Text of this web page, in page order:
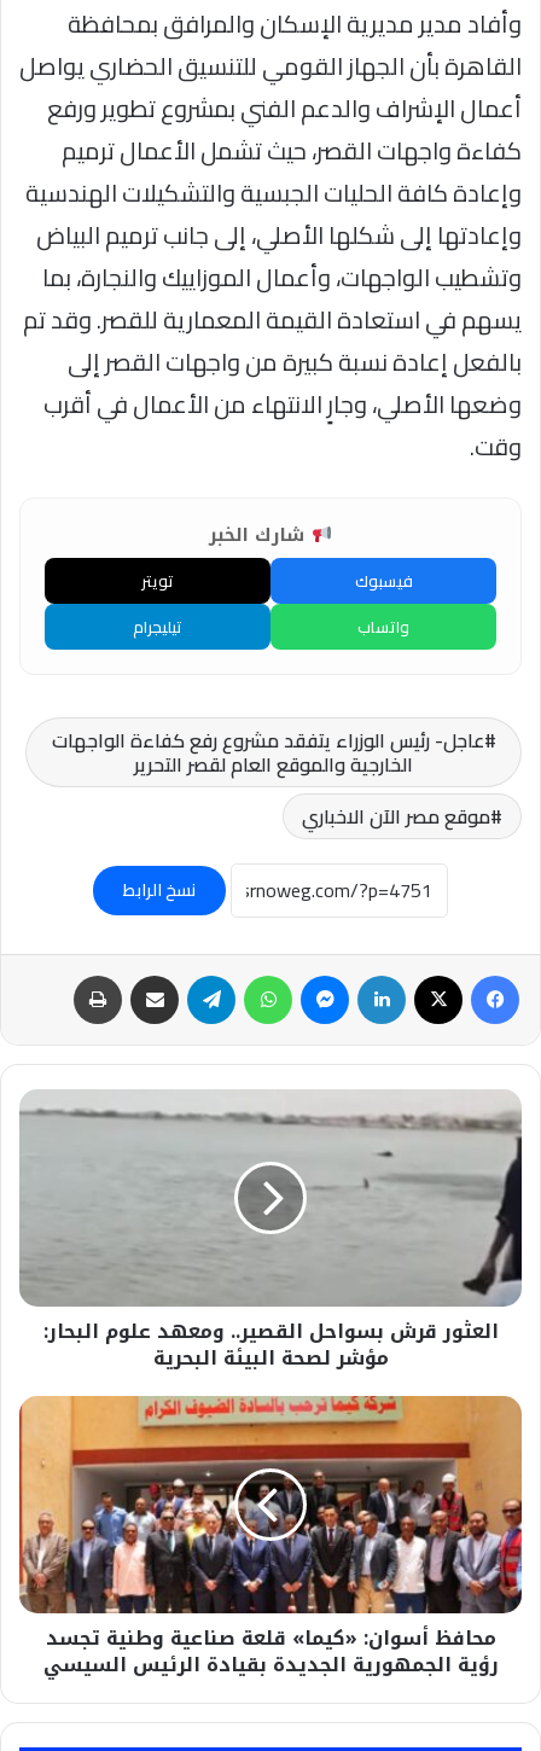
وأفاد مدير مديرية الإسكان والمرافق بمحافظة
القاهرة بأن الجهاز القومي للتنسيق الحضاري يواصل
أعمال الإشراف والدعم الفني بمشروع تطوير ورفع
كفاءة واجهات القصر، حيث تشمل الأعمال ترميم
وإعادة كافة الحليات الجبسية والتشكيلات الهندسية
وإعادتها إلى شكلها الأصلي، إلى جانب ترميم البياض
وتشطيب الواجهات، وأعمال الموزاييك والنجارة، بما
يسهم في استعادة القيمة المعمارية للقصر. وقد تم
بالفعل إعادة نسبة كبيرة من واجهات القصر إلى
وضعها الأصلي، وجارٍ الانتهاء من الأعمال في أقرب
وقت.
شارك الخبر
فيسبوك
تويتر
واتساب
تيليجرام
عاجل- رئيس الوزراء يتفقد مشروع رفع كفاءة الواجهات
الخارجية والموقع العام لقصر التحرير
موقع مصر الآن الاخباري
نسخ الرابط
فيسبوك لينكدإن ماسنجر واتساب تيلقرام مشاركة عبر البريد
العثور
قرش
بسواحل
القصير..
ومعهد
علوم
البحار:
مؤشر
لصحة
البيئةالعثور قرش بسواحل القصير.. ومعهد علوم البحار:
مؤشر لصحة البيئة البحرية
محافظ
صناعية
وطنية
تجسد
رؤية
الجمهورية
الجديدة
بقيادة
الرئيس
السيسي
محافظ أسوان: «كيما» قلعة صناعية وطنية تجسد
رؤية الجمهورية الجديدة بقيادة الرئيس السيسي